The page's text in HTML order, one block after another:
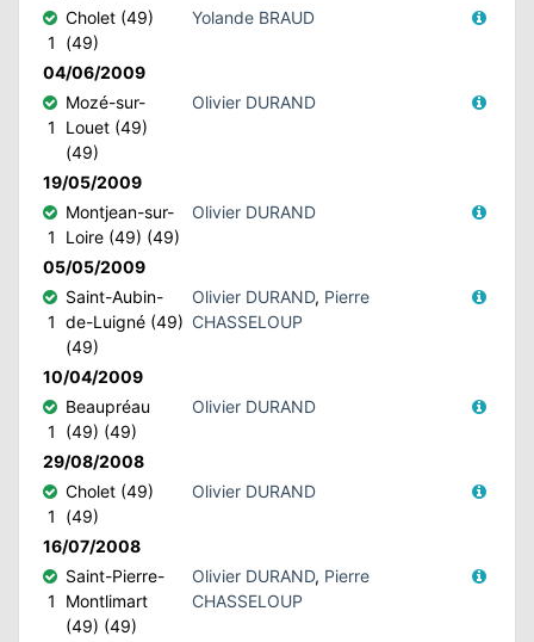
1
Cholet (49)
(49)
Yolande BRAUD
04/06/2009
1
Mozé-sur-
Louet (49)
(49)
Olivier DURAND
19/05/2009
1
Montjean-sur-
Loire (49) (49)
Olivier DURAND
05/05/2009
1
Saint-Aubin-
de-Luigné (49)
(49)
Olivier DURAND, Pierre
CHASSELOUP
10/04/2009
1
Beaupréau
(49) (49)
Olivier DURAND
29/08/2008
1
Cholet (49)
(49)
Olivier DURAND
16/07/2008
1
Saint-Pierre-
Montlimart
(49) (49)
Olivier DURAND, Pierre
CHASSELOUP